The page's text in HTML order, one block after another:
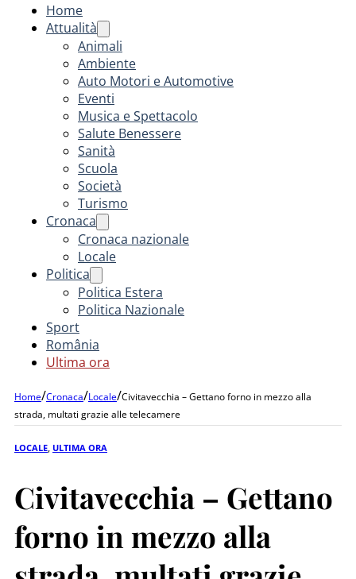
Home
Attualità
Animali
Ambiente
Auto Motori e Automotive
Eventi
Musica e Spettacolo
Salute Benessere
Sanità
Scuola
Società
Turismo
Cronaca
Cronaca nazionale
Locale
Politica
Politica Estera
Politica Nazionale
Sport
România
Ultima ora
Home/Cronaca/Locale/Civitavecchia – Gettano forno in mezzo alla
strada, multati grazie alle telecamere
LOCALE ULTIMA ORA
Civitavecchia – Gettano
forno in mezzo alla